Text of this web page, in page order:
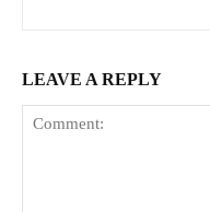
LEAVE A REPLY